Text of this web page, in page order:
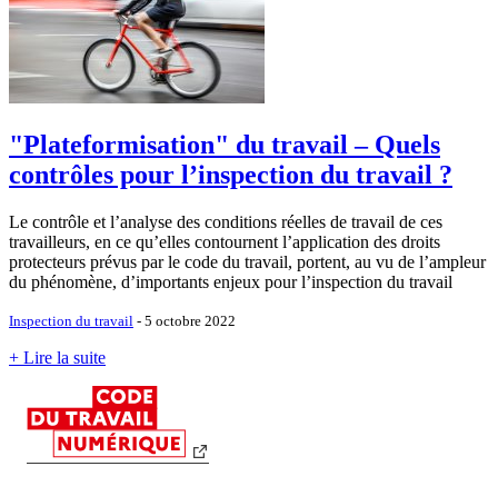
"Plateformisation" du travail – Quels
contrôles pour l’inspection du travail ?
Le contrôle et l’analyse des conditions réelles de travail de ces
travailleurs, en ce qu’elles contournent l’application des droits
protecteurs prévus par le code du travail, portent, au vu de l’ampleur
du phénomène, d’importants enjeux pour l’inspection du travail
Inspection du travail - 5 octobre 2022
+ Lire la suite